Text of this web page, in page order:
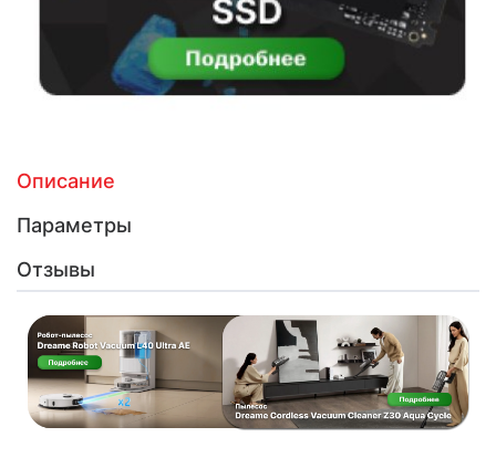
Описание
Параметры
Отзывы